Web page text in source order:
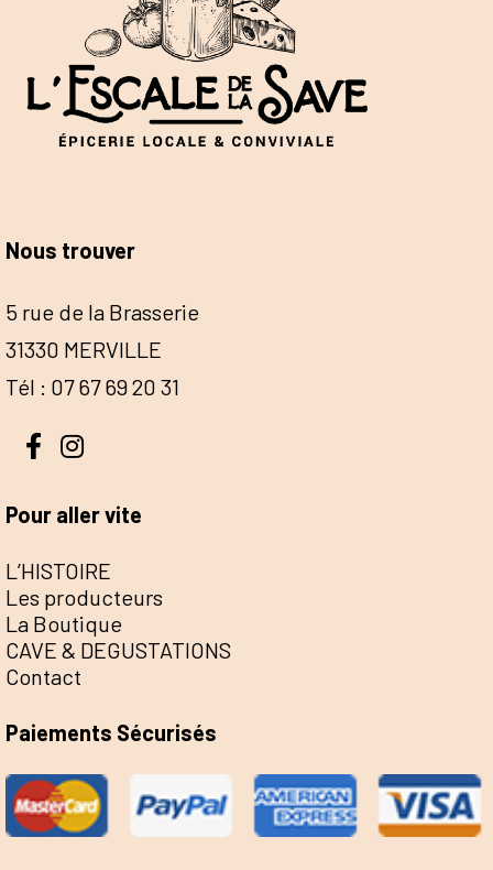
Nous trouver
5 rue de la Brasserie
31330 MERVILLE
Tél : 07 67 69 20 31
Pour aller vite
L’HISTOIRE
Les producteurs
La Boutique
CAVE & DEGUSTATIONS
Contact
Paiements Sécurisés